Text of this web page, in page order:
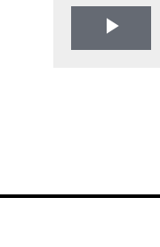
Play